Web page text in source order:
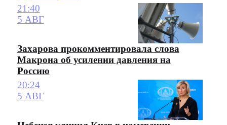
21:40
5 АВГ
Захарова прокомментировала слова
Макрона об усилении давления на
Россию
20:24
5 АВГ